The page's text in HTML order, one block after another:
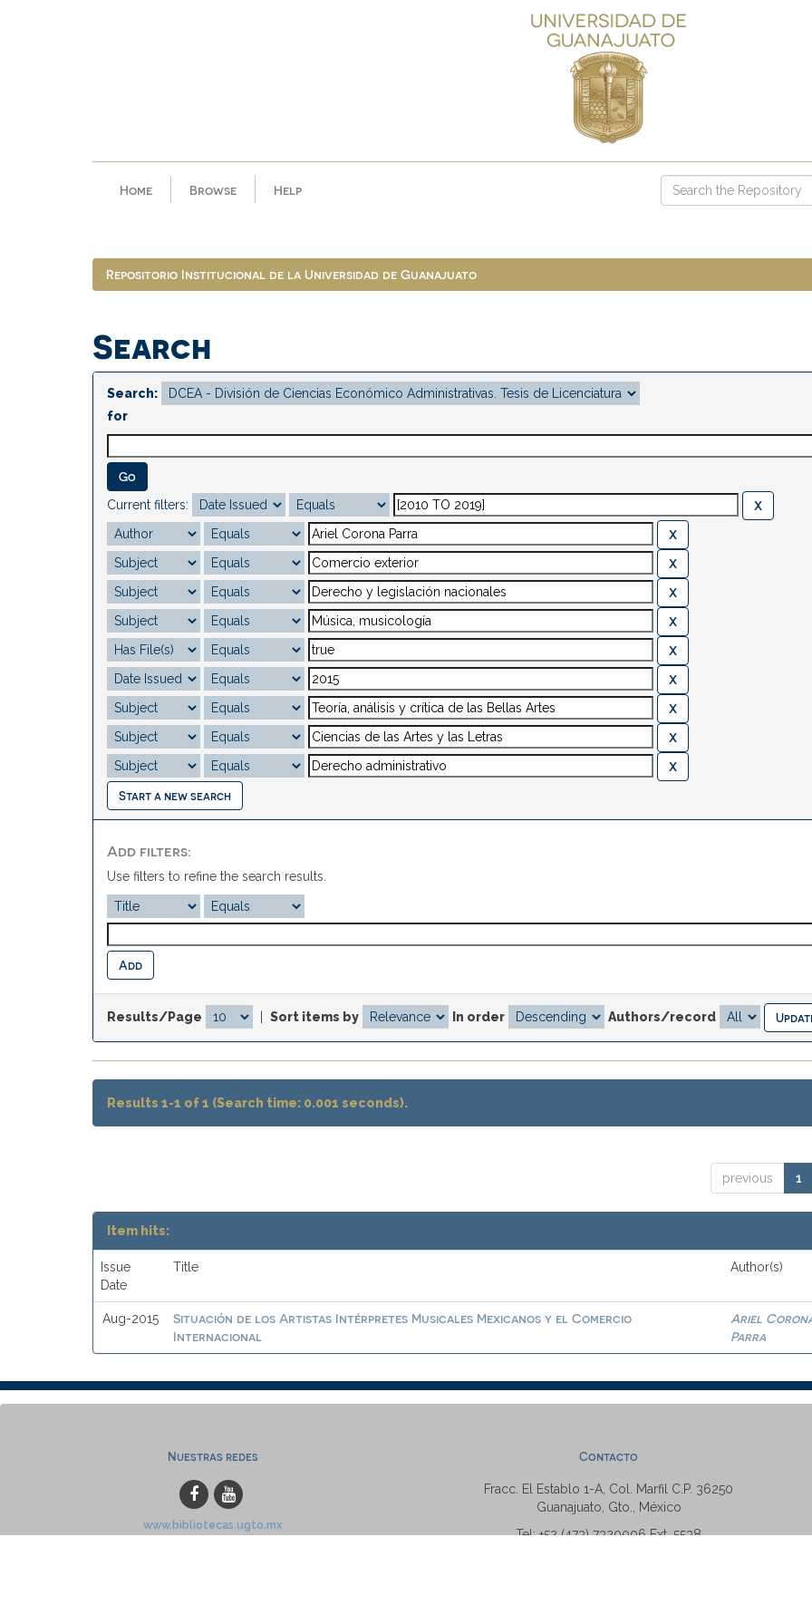
Home Browse Help
Repositorio Institucional de la Universidad de Guanajuato
Search
Search:
for
Current filters:
Start a new search
Add filters:
Use filters to refine the search results.
Results/Page Sort items by In order Authors/record
Results 1-1 of 1 (Search time: 0.001 seconds).
previous 1
Item hits:
Issue
Date
Title Author(s)
Aug-2015
Situación de los Artistas Intérpretes Musicales Mexicanos y el Comercio
Internacional
Ariel
Parra
Nuestras redes
www.bibliotecas.ugto.mx
Contacto
Fracc. El Establo 1-A, Col. Marfil C.P. 36250
Guanajuato, Gto., México
Tel: +52 (473) 7320006 Ext. 5538